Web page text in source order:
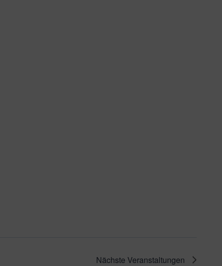
Nächste Veranstaltungen